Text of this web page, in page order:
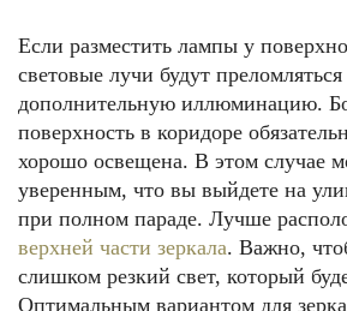
Если разместить лампы у
световые лучи будут преломляться
дополнительную иллюминацию.
поверхность в коридоре
хорошо освещена. В этом случае
уверенным, что вы выйдете на
при полном параде. Лучше
верхней части зеркала. Важно,
слишком резкий свет, который
Оптимальным вариантом для